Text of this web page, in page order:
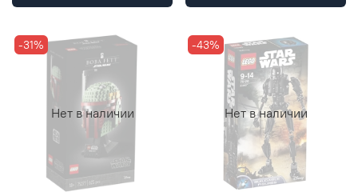
Нет в наличии
-31%
Нет в наличии
-43%